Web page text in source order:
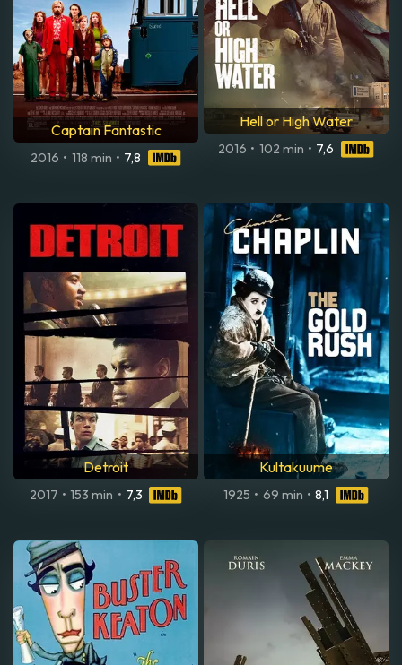
Captain Fantastic
2016 • 118 min • 7,8
Hell or High Water
2016 • 102 min • 7,6
Detroit
2017 • 153 min • 7,3
Kultakuume
1925 • 69 min • 8,1